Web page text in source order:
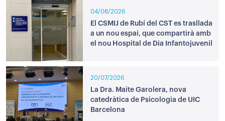
04/08/2026
El CSMIJ de Rubí del CST es trasllada
a un nou espai, que compartirà amb
el nou Hospital de Dia Infantojuvenil
20/07/2026
La Dra. Maite Garolera, nova
catedràtica de Psicologia de UIC
Barcelona